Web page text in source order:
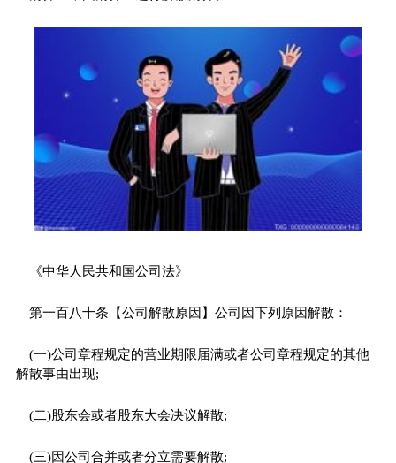
《中华人民共和国公司法》
第一百八十条【公司解散原因】公司因下列原因解散：
(一)公司章程规定的营业期限届满或者公司章程规定的其他
解散事由出现;
(二)股东会或者股东大会决议解散;
(三)因公司合并或者分立需要解散;